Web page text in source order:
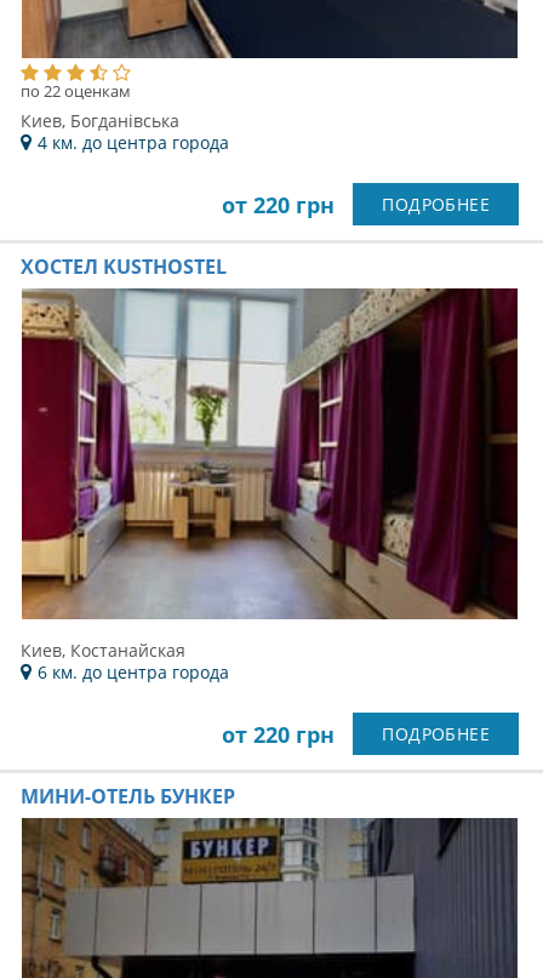
по 22 оценкам
Киев, Богданівська
4 км. до центра города
от 220 грн ПОДРОБНЕЕ
ХОСТЕЛ KUSTHOSTEL
Киев, Костанайская
6 км. до центра города
от 220 грн ПОДРОБНЕЕ
МИНИ-ОТЕЛЬ БУНКЕР